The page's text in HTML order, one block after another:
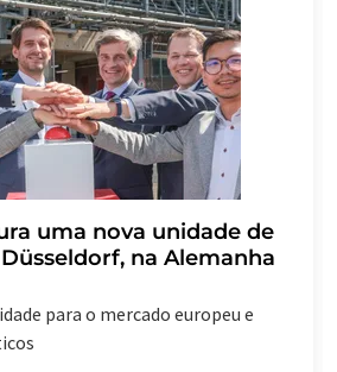
uma nova unidade de
na Alemanha
para o mercado europeu e